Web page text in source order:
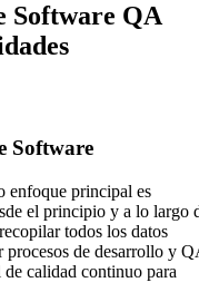
Software QA
Software
enfoque principal es
el principio y a lo largo
todos los datos
procesos de desarrollo y
calidad continuo para